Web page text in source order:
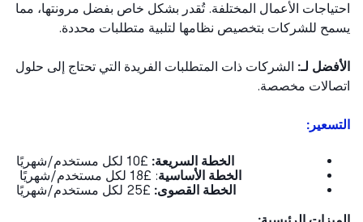
الأعمال المختلفة. تُقدر بشكل خاص بفضل مرونتها، مما
للشركات بتخصيص نظامها لتلبية متطلبات محددة.
لـ:الشركات ذات المتطلبات الفريدة التي تحتاج إلى حلول
مخصصة.
الخطة السريعة:£10 لكل مستخدم/شهريًا
الخطة الأساسية: £18 لكل مستخدم/شهريًا
الخطة القصوى:£25 لكل مستخدم/شهريًا